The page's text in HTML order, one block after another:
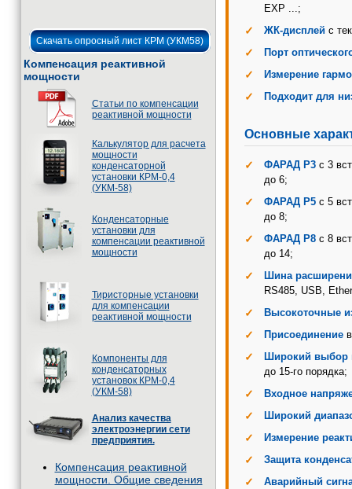
Скачать опросный лист КРМ (УКМ58)
Компенсация реактивной
мощности
Статьи по компенсации
реактивной мощности
Калькулятор для расчета
мощности
конденсаторной
установки КРМ-0,4
(УКМ-58)
Конденсаторные
установки для
компенсации реактивной
мощности
Тиристорные установки
для компенсации
реактивной мощности
Компоненты для
конденсаторных
установок КРМ-0,4
(УКМ-58)
Анализ качества
электроэнергии сети
предприятия.
Компенсация реактивной
мощности. Общие сведения
EXP ...;
ЖК-дисплейс
Порт
Измерение
Подходит для
Основные
ФАРАД P3с 3
до 6;
ФАРАД P5с 5
до 8;
ФАРАД P8с 8
до 14;
Шина
RS485, USB,
Высокоточные
Присоединениев
Широкий выбор
до 15-го порядка;
Входное
Широкий
Измерение
Защита
Аварийный